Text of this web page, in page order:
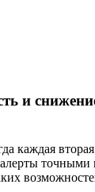
и
каждая вторая